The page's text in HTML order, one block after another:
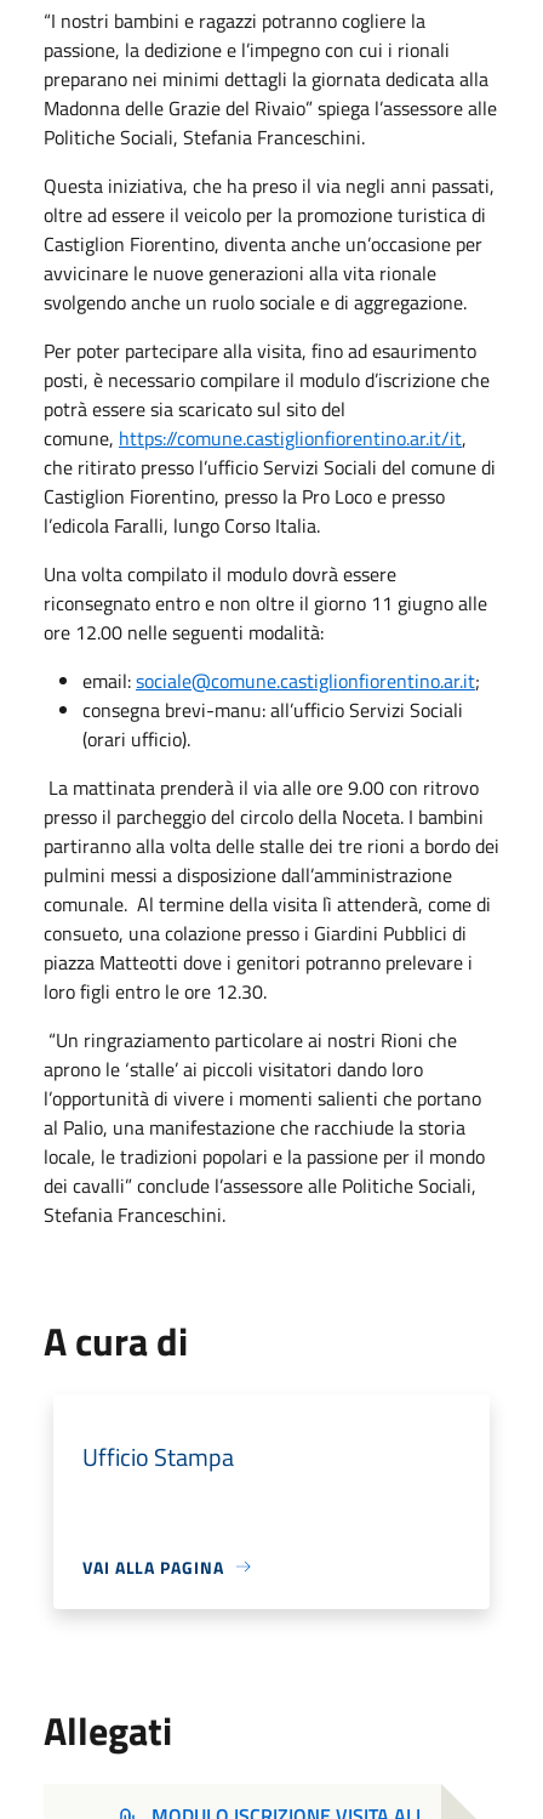
“I nostri bambini e ragazzi potranno cogliere la
passione, la dedizione e l’impegno con cui i rionali
preparano nei minimi dettagli la giornata dedicata alla
Madonna delle Grazie del Rivaio” spiega l’assessore alle
Politiche Sociali, Stefania Franceschini.
Questa iniziativa, che ha preso il via negli anni passati,
oltre ad essere il veicolo per la promozione turistica di
Castiglion Fiorentino, diventa anche un’occasione per
avvicinare le nuove generazioni alla vita rionale
svolgendo anche un ruolo sociale e di aggregazione.
Per poter partecipare alla visita, fino ad esaurimento
posti, è necessario compilare il modulo d’iscrizione che
potrà essere sia scaricato sul sito del
comune, https://comune.castiglionfiorentino.ar.it/it,
che ritirato presso l’ufficio Servizi Sociali del comune di
Castiglion Fiorentino, presso la Pro Loco e presso
l’edicola Faralli, lungo Corso Italia.
Una volta compilato il modulo dovrà essere
riconsegnato entro e non oltre il giorno 11 giugno alle
ore 12.00 nelle seguenti modalità:
email:sociale@comune.castiglionfiorentino.ar.it;
consegna brevi-manu: all’ufficio Servizi Sociali
(orari ufficio).
La mattinata prenderà il via alle ore 9.00 con ritrovo
presso il parcheggio del circolo della Noceta. I bambini
partiranno alla volta delle stalle dei tre rioni a bordo dei
pulmini messi a disposizione dall’amministrazione
comunale. Al termine della visita lì attenderà, come di
consueto, una colazione presso i Giardini Pubblici di
piazza Matteotti dove i genitori potranno prelevare i
loro figli entro le ore 12.30.
“Un ringraziamento particolare ai nostri Rioni che
aprono le ‘stalle’ ai piccoli visitatori dando loro
l’opportunità di vivere i momenti salienti che portano
al Palio, una manifestazione che racchiude la storia
locale, le tradizioni popolari e la passione per il mondo
dei cavalli” conclude l’assessore alle Politiche Sociali,
Stefania Franceschini.
A cura di
Ufficio Stampa
VAI ALLA PAGINA
Allegati